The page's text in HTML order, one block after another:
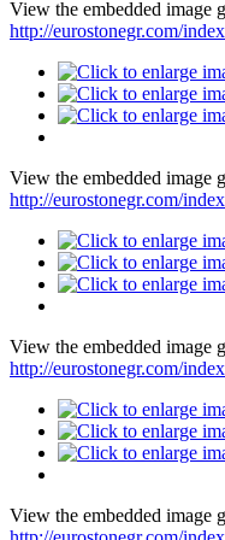
View the embedded image
http://eurostonegr.com/
View the embedded image
http://eurostonegr.com/
View the embedded image
http://eurostonegr.com/
View the embedded image